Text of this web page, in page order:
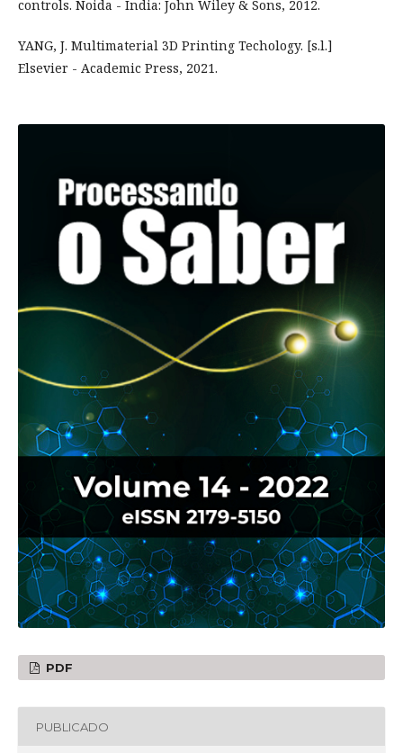
controls. Noida - India: John Wiley & Sons, 2012.
YANG, J. Multimaterial 3D Printing Techology. [s.l.]
Elsevier - Academic Press, 2021.
PDF
PUBLICADO